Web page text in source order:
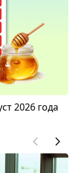
2026 года